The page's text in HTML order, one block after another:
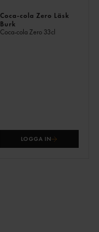
Coca-cola Zero Läsk
Burk
Coca-cola Zero 33cl
LOGGA IN